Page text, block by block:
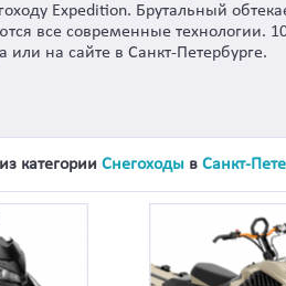
Expedition. Брутальный
все современные технологии.
на сайте в Санкт-Петербурге.
категории Снегоходы в Санкт-